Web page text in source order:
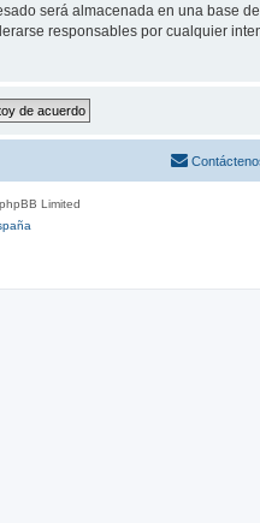
será almacenada en una base
responsables por cualquier
Limited